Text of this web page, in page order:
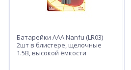
Батарейки AAA Nanfu (LR03)
2шт в блистере, щелочные
1.5В, высокой ёмкости